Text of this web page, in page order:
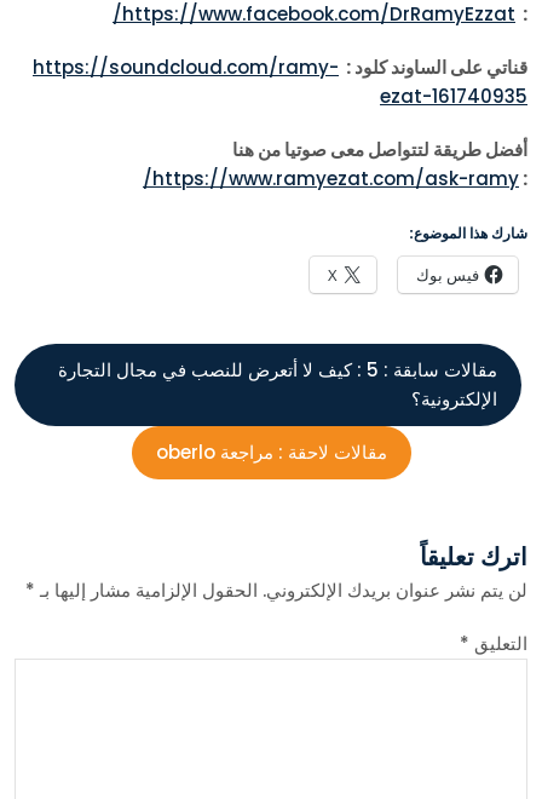
:
https://www.facebook.com/DrRamyEzzat/
قناتي على الساوند كلود : https://soundcloud.com/ramy-
ezat-161740935
أفضل طريقة لتتواصل معى صوتيا من هنا
:
https://www.ramyezat.com/ask-ramy/
شارك هذا الموضوع:
فيس بوك X
مقالات سابقة :
5 : كيف لا أتعرض للنصب في مجال التجارة
الإلكترونية؟
مقالات لاحقة : مراجعة oberlo
اترك تعليقاً
لن يتم نشر عنوان بريدك الإلكتروني. الحقول الإلزامية مشار إليها بـ*
التعليق *